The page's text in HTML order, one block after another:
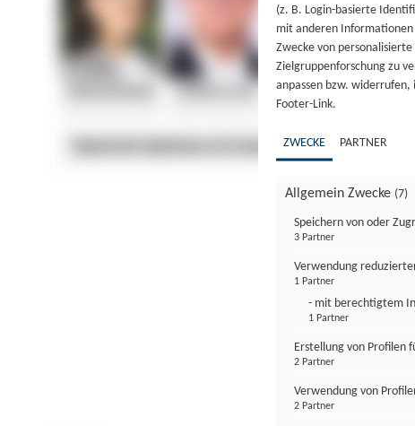
(z. B. Login-basierte
mit anderen
Zwecke von
Zielgruppenforschung zu
anpassen bzw.
Footer-Link.
ZWECKE PARTNER
Allgemein Zwecke (7)
Speichern von oder
3 Partner
Verwendung
1 Partner
- mit berechtigtem
1 Partner
Erstellung von Profilen
2 Partner
Verwendung von
2 Partner